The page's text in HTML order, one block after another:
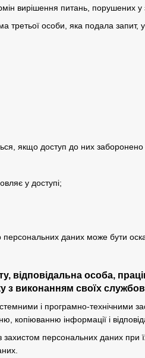
вирішення питань, порушених
третьої особи, яка подала
якщо доступ до них заборонено
у доступі;
персональних даних може бути
відповідальна особа,
виконанням своїх
і програмно-технічними
інформації і
захистом персональних даних при